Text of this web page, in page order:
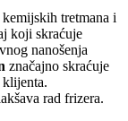
tretmana i
koji skraćuje
nanošenja
značajno skraćuje
klijenta.
rad frizera.